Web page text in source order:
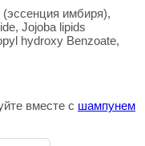
имбиря),
Jojoba lipids
hydroxy Benzoate,
вместе с шампунем